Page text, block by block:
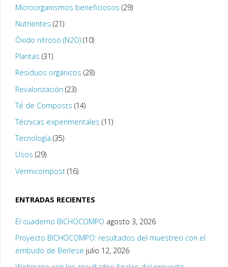
Microorganismos beneficiosos (29)
Nutrientes (21)
Óxido nitroso (N2O)(10)
Plantas (31)
Residuos orgánicos (28)
Revalorización (23)
Té de Composts (14)
Técnicas experimentales (11)
Tecnología (35)
Usos (29)
Vermicompost(16)
ENTRADAS RECIENTES
El cuaderno BICHOCOMPO agosto 3, 2026
Proyecto BICHOCOMPO: resultados del muestreo con el
embudo de Berlese julio 12, 2026